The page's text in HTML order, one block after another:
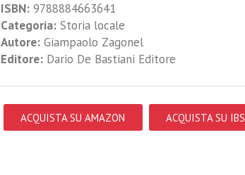
ISBN: 9788884663641
Categoria: Storia locale
Autore: Giampaolo Zagonel
Editore:Dario De Bastiani Editore
ACQUISTA SU AMAZON ACQUISTA SU IBS